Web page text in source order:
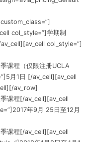
col_style=”]学期制
col_style=”]
课程（仅限注册UCLA
月1日 [/av_cell][av_cell
av_row]
课程[/av_cell][av_cell
年9月 25日至12月
课程[/av_cell][av_cell